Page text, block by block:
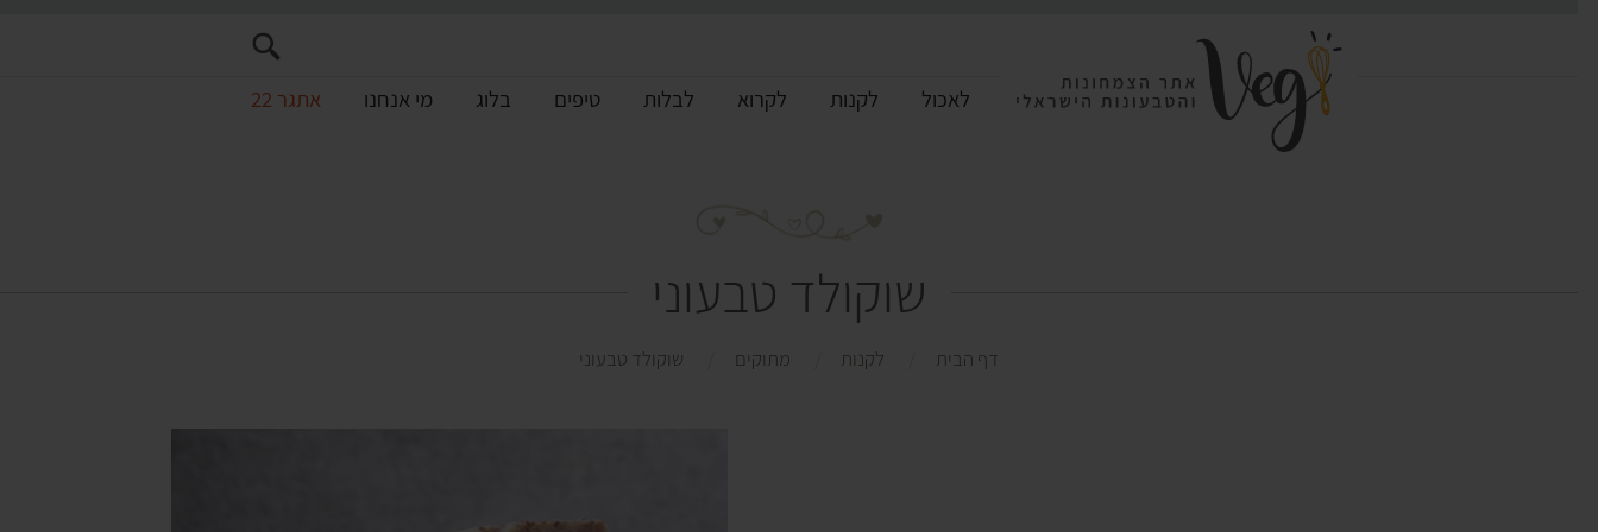
לאכול לקנות לקרוא לבלות טיפים בלוג מי אנחנו אתגר 22
שוקולד טבעוני
דף הבית לקנות מתוקים שוקולד טבעוני